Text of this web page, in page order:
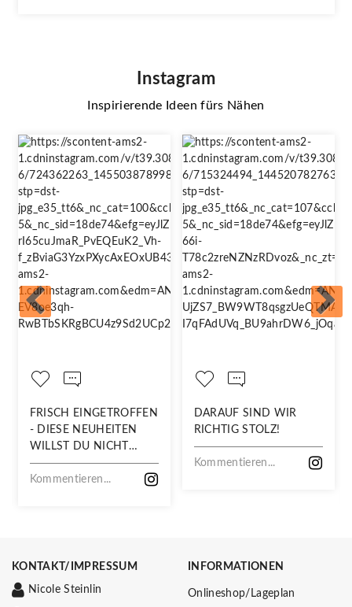
Instagram
Inspirierende Ideen fürs Nähen
FRISCH EINGETROFFEN
- DIESE NEUHEITEN
WILLST DU NICHT
VERPASSEN!
Kommentieren...
DARAUF SIND WIR
RICHTIG STOLZ!
Kommentieren...
KONTAKT/IMPRESSUM
Nicole Steinlin
INFORMATIONEN
Onlineshop/Lageplan